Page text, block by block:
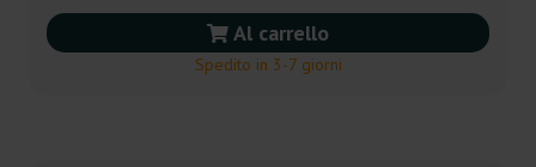
Al carrello
Spedito in 3-7 giorni